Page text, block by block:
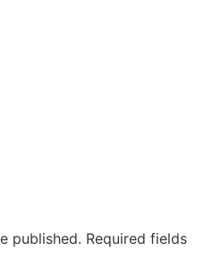
published. Required fields